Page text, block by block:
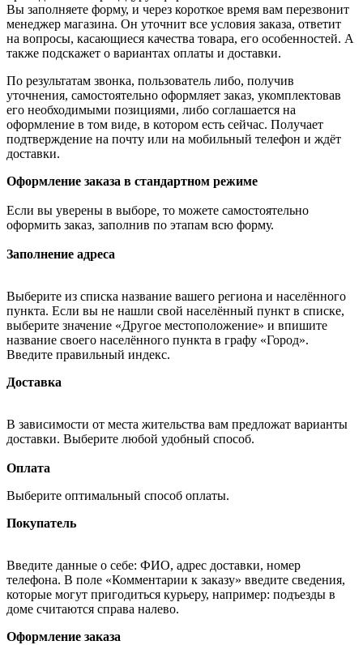
Вы заполняете форму, и через короткое время вам перезвонит
менеджер магазина. Он уточнит все условия заказа, ответит
на вопросы, касающиеся качества товара, его особенностей. А
также подскажет о вариантах оплаты и доставки.
По результатам звонка, пользователь либо, получив
уточнения, самостоятельно оформляет заказ, укомплектовав
его необходимыми позициями, либо соглашается на
оформление в том виде, в котором есть сейчас. Получает
подтверждение на почту или на мобильный телефон и ждёт
доставки.
Оформление заказа в стандартном режиме
Если вы уверены в выборе, то можете самостоятельно
оформить заказ, заполнив по этапам всю форму.
Заполнение адреса
Выберите из списка название вашего региона и населённого
пункта. Если вы не нашли свой населённый пункт в списке,
выберите значение «Другое местоположение» и впишите
название своего населённого пункта в графу «Город».
Введите правильный индекс.
Доставка
В зависимости от места жительства вам предложат варианты
доставки. Выберите любой удобный способ.
Оплата
Выберите оптимальный способ оплаты.
Покупатель
Введите данные о себе: ФИО, адрес доставки, номер
телефона. В поле «Комментарии к заказу» введите сведения,
которые могут пригодиться курьеру, например: подъезды в
доме считаются справа налево.
Оформление заказа